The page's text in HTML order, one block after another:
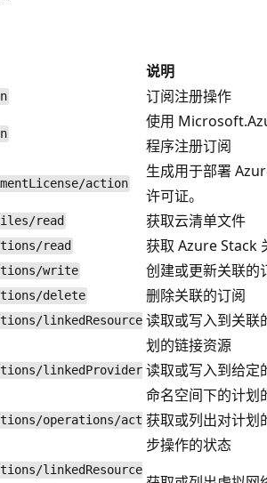
说明
订阅注册操作
使用
程序注册订阅
action
生成用于部署
许可证。
read 获取云清单文件
read 获取 Azure Stack
write 创建或更新关联的
delete 删除关联的订阅
linkedResource 读取或写入到关联
划的链接资源
linkedProvider 读取或写入到给定
命名空间下的计划
operations/act 获取或列出对计划
步操作的状态
linkedResource